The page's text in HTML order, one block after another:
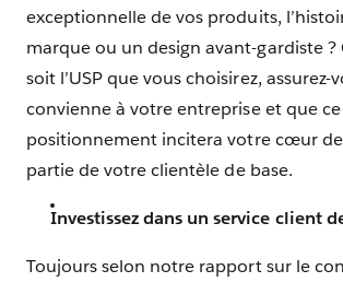
exceptionnelle de vos produits,
marque ou un design avant-gardiste ?
soit l’USP que vous choisirez, assurez-
convienne à votre entreprise et que ce
positionnement incitera votre cœur
partie de votre clientèle de base.
Investissez dans un service client
Toujours selon notre rapport sur le